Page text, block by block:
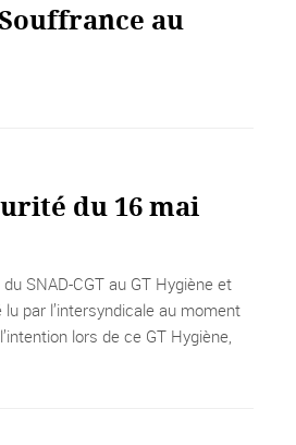
au
du 16 mai
SNAD-CGT au GT Hygiène et
par l’intersyndicale au moment
lors de ce GT Hygiène,